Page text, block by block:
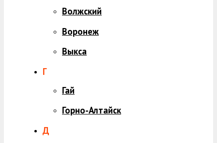
Волжский
Воронеж
Выкса
Г
Гай
Горно-Алтайск
Д